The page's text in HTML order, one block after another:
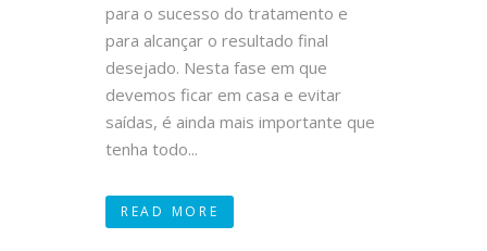
para o sucesso do tratamento e
para alcançar o resultado final
desejado. Nesta fase em que
devemos ficar em casa e evitar
saídas, é ainda mais importante que
tenha todo...
READ MORE